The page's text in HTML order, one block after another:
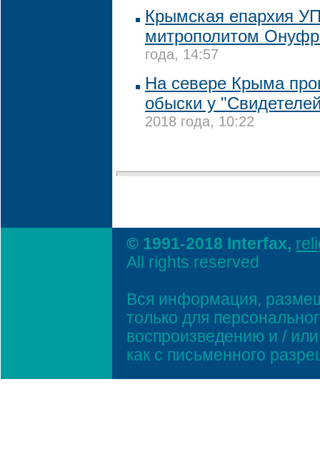
Крымская епархия
митрополитом
года, 14:57
На севере Крыма
обыски у
2018 года, 10:22
© 1991-2018 Interfax,
All rights reserved
Вся информация,
только для
воспроизведению и /
как с письменного